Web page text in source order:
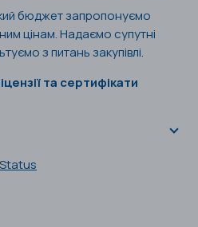
бюджет запропонуємо
цінам. Надаємо супутні
з питань закупівлі.
та сертифікати